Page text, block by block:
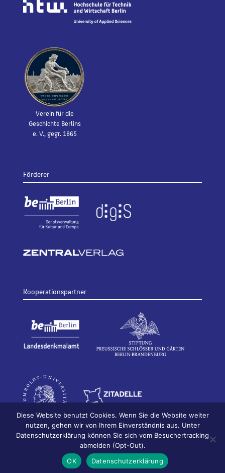
Verein für die
Geschichte Berlins
e. V., gegr. 1865
Förderer
Kooperationspartner
Bildhauerei in Berlin
Impressum
Datenschutz
Diese Website benutzt Cookies. Wenn Sie die Website weiter
nutzen, gehen wir von Ihrem Einverständnis aus. Unter
Datenschutzerklärung können Sie sich vom Besuchertracking
abmelden (Opt-Out).
OK
Datenschutzerklärung